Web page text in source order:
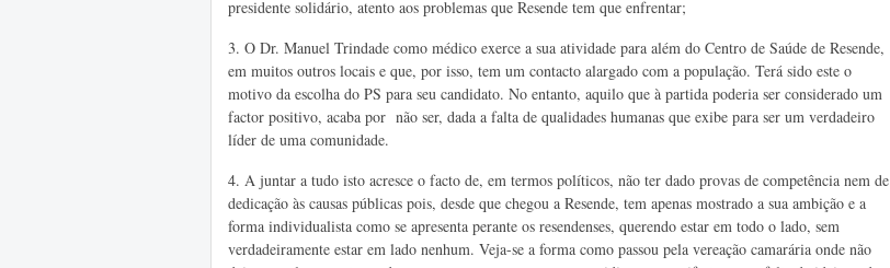
presidente solidário, atento aos problemas que Resende tem que enfrentar;
3. O Dr. Manuel Trindade como médico exerce a sua atividade para além do Centro de Saúde de Resende,
em muitos outros locais e que, por isso, tem um contacto alargado com a população. Terá sido este o
motivo da escolha do PS para seu candidato. No entanto, aquilo que à partida poderia ser considerado um
factor positivo, acaba por não ser, dada a falta de qualidades humanas que exibe para ser um verdadeiro
líder de uma comunidade.
4. A juntar a tudo isto acresce o facto de, em termos políticos, não ter dado provas de competência nem de
dedicação às causas públicas pois, desde que chegou a Resende, tem apenas mostrado a sua ambição e a
forma individualista como se apresenta perante os resendenses, querendo estar em todo o lado, sem
verdadeiramente estar em lado nenhum. Veja-se a forma como passou pela vereação camarária onde não